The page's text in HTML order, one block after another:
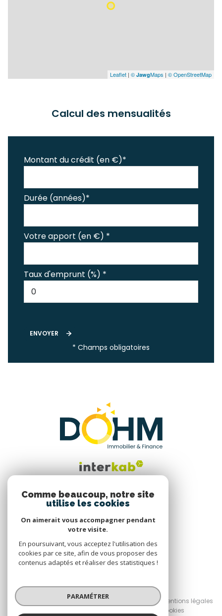
Leaflet | © JawgMaps | © OpenStreetMap
Calcul des mensualités
Montant du crédit (en €)*
Durée (années)*
Votre apport (en €) *
Taux d'emprunt (%) *
ENVOYER
* Champs obligatoires
Nous suivre
© 2026 | Tous droits réservés
Nos honoraires
Nos partenaires
Mentions légales
Cookies
Comme beaucoup, notre site
utilise les cookies
On aimerait vous accompagner pendant
votre visite.
En poursuivant, vous acceptez l'utilisation des
cookies par ce site, afin de vous proposer des
contenus adaptés et réaliser des statistiques !
PARAMÉTRER